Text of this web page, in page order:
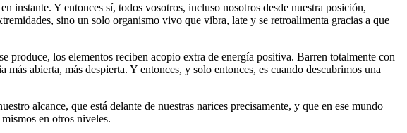
instante. Y entonces sí, todos vosotros, incluso nosotros desde nuestra posición,
sino un solo organismo vivo que vibra, late y se retroalimenta gracias a que
produce, los elementos reciben acopio extra de energía positiva. Barren totalmente con
abierta, más despierta. Y entonces, y solo entonces, es cuando descubrimos una
alcance, que está delante de nuestras narices precisamente, y que en ese mundo
en otros niveles.